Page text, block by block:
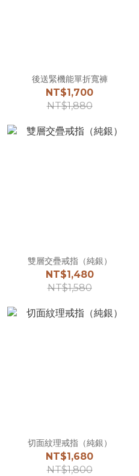
後送緊機能單折寬褲
NT$1,700
NT$1,880
雙層交疊戒指（純銀）
NT$1,480
NT$1,580
切面紋理戒指（純銀）
NT$1,680
NT$1,800